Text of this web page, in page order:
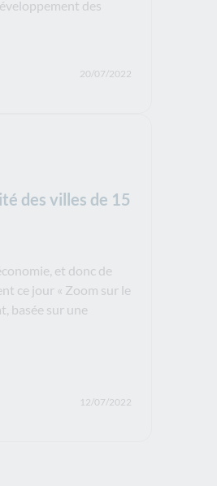
des
20/07/2022
des villes de 15
et donc de
ce jour « Zoom sur le
basée sur une
12/07/2022